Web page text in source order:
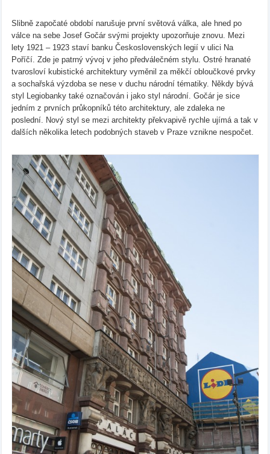
Slibně započaté období narušuje první světová válka, ale hned po
válce na sebe Josef Gočár svými projekty upozorňuje znovu. Mezi
lety 1921 – 1923 staví banku Československých legií v ulici Na
Poříčí. Zde je patrný vývoj v jeho předválečném stylu. Ostré hranaté
tvarosloví kubistické architektury vyměnil za měkčí obloučkové prvky
a sochařská výzdoba se nese v duchu národní tématiky. Někdy bývá
styl Legiobanky také označován i jako styl národní. Gočár je sice
jedním z prvních průkopníků této architektury, ale zdaleka ne
poslední. Nový styl se mezi architekty překvapivě rychle ujímá a tak v
dalších několika letech podobných staveb v Praze vznikne nespočet.